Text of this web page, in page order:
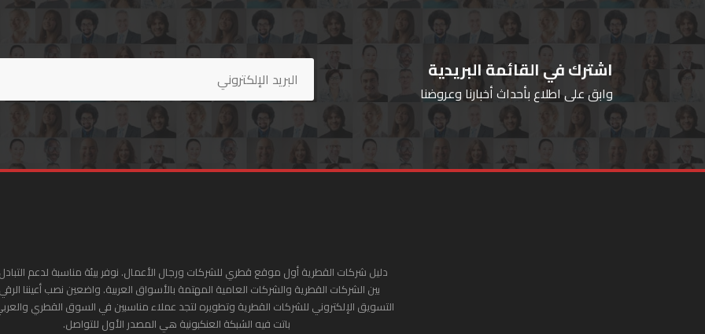
اشترك في القائمة البريدية
وابق على اطلاع بأحداث أخبارنا وعروضنا
دليل شركات القطرية أول موقع قطري للشركات ورجال الأعمال. نوفر بيئة مناسبة لدعم
بين الشركات القطرية والشركات العامية المهتمة بالأسواق العربية. واضعين نصب أعيننا
التسويق الإلكتروني للشركات القطرية وتطويره لتجد عملاء مناسبين في السوق القطري
باتت فيه الشبكة العنكبونية هي المصدر الأول للتواصل.